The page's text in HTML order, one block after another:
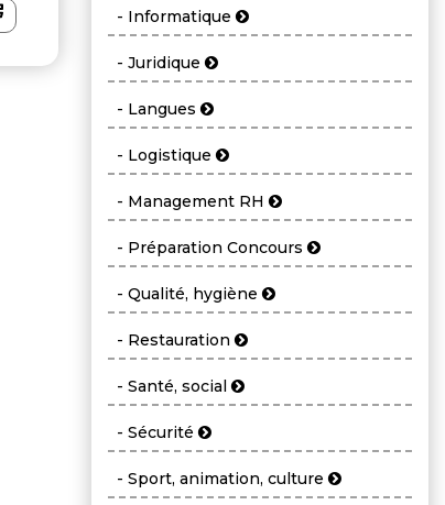
- Informatique
- Juridique
- Langues
- Logistique
- Management RH
- Préparation Concours
- Qualité, hygiène
- Restauration
- Santé, social
- Sécurité
- Sport, animation, culture